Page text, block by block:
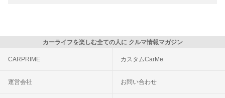
カーライフを楽しむ全ての人に クルマ情報マガジン
CARPRIME カスタムCarMe
運営会社 お問い合わせ